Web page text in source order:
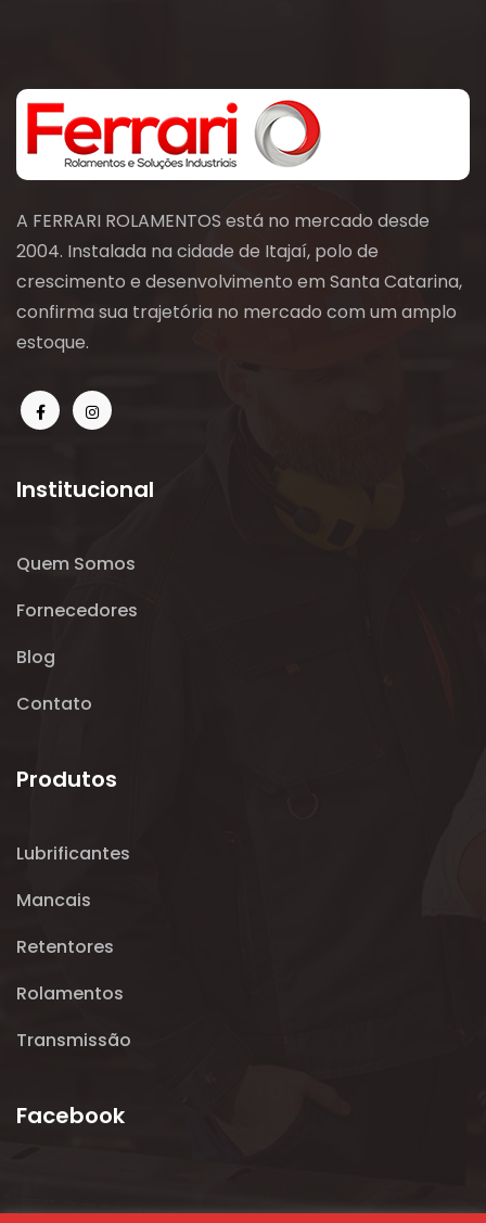
A FERRARI ROLAMENTOS está no mercado desde
2004. Instalada na cidade de Itajaí, polo de
crescimento e desenvolvimento em Santa Catarina,
confirma sua trajetória no mercado com um amplo
estoque.
Institucional
Quem Somos
Fornecedores
Blog
Contato
Produtos
Lubrificantes
Mancais
Retentores
Rolamentos
Transmissão
Facebook